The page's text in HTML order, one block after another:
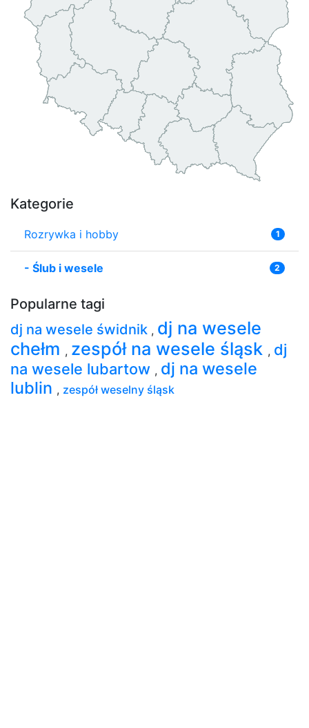
Kategorie
Rozrywka i hobby 1
- Ślub i wesele 2
Popularne tagi
dj na wesele świdnik , dj na wesele
chełm , zespół na wesele śląsk , dj
na wesele lubartow , dj na wesele
lublin , zespół weselny śląsk